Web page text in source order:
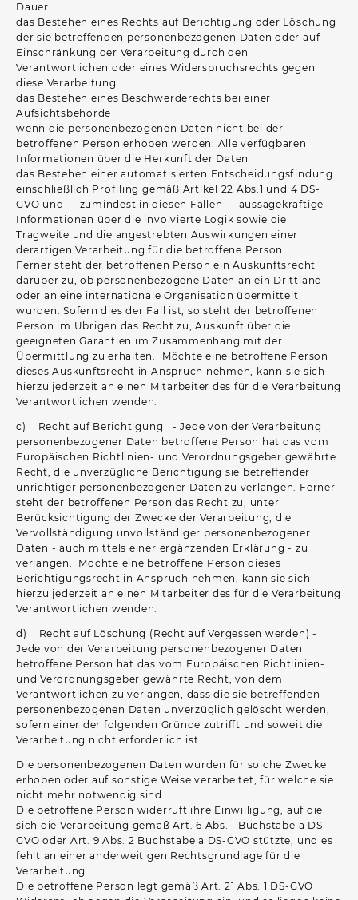
Dauer
das Bestehen eines Rechts auf Berichtigung oder Löschung
der sie betreffenden personenbezogenen Daten oder auf
Einschränkung der Verarbeitung durch den
Verantwortlichen oder eines Widerspruchsrechts gegen
diese Verarbeitung
das Bestehen eines Beschwerderechts bei einer
Aufsichtsbehörde
wenn die personenbezogenen Daten nicht bei der
betroffenen Person erhoben werden: Alle verfügbaren
Informationen über die Herkunft der Daten
das Bestehen einer automatisierten Entscheidungsfindung
einschließlich Profiling gemäß Artikel 22 Abs.1 und 4 DS-
GVO und — zumindest in diesen Fällen — aussagekräftige
Informationen über die involvierte Logik sowie die
Tragweite und die angestrebten Auswirkungen einer
derartigen Verarbeitung für die betroffene Person
Ferner steht der betroffenen Person ein Auskunftsrecht
darüber zu, ob personenbezogene Daten an ein Drittland
oder an eine internationale Organisation übermittelt
wurden. Sofern dies der Fall ist, so steht der betroffenen
Person im Übrigen das Recht zu, Auskunft über die
geeigneten Garantien im Zusammenhang mit der
Übermittlung zu erhalten. Möchte eine betroffene Person
dieses Auskunftsrecht in Anspruch nehmen, kann sie sich
hierzu jederzeit an einen Mitarbeiter des für die Verarbeitung
Verantwortlichen wenden.
c) Recht auf Berichtigung - Jede von der Verarbeitung
personenbezogener Daten betroffene Person hat das vom
Europäischen Richtlinien- und Verordnungsgeber gewährte
Recht, die unverzügliche Berichtigung sie betreffender
unrichtiger personenbezogener Daten zu verlangen. Ferner
steht der betroffenen Person das Recht zu, unter
Berücksichtigung der Zwecke der Verarbeitung, die
Vervollständigung unvollständiger personenbezogener
Daten - auch mittels einer ergänzenden Erklärung - zu
verlangen. Möchte eine betroffene Person dieses
Berichtigungsrecht in Anspruch nehmen, kann sie sich
hierzu jederzeit an einen Mitarbeiter des für die Verarbeitung
Verantwortlichen wenden.
d) Recht auf Löschung (Recht auf Vergessen werden) -
Jede von der Verarbeitung personenbezogener Daten
betroffene Person hat das vom Europäischen Richtlinien-
und Verordnungsgeber gewährte Recht, von dem
Verantwortlichen zu verlangen, dass die sie betreffenden
personenbezogenen Daten unverzüglich gelöscht werden,
sofern einer der folgenden Gründe zutrifft und soweit die
Verarbeitung nicht erforderlich ist:
Die personenbezogenen Daten wurden für solche Zwecke
erhoben oder auf sonstige Weise verarbeitet, für welche sie
nicht mehr notwendig sind.
Die betroffene Person widerruft ihre Einwilligung, auf die
sich die Verarbeitung gemäß Art. 6 Abs. 1 Buchstabe a DS-
GVO oder Art. 9 Abs. 2 Buchstabe a DS-GVO stützte, und es
fehlt an einer anderweitigen Rechtsgrundlage für die
Verarbeitung.
Die betroffene Person legt gemäß Art. 21 Abs. 1 DS-GVO